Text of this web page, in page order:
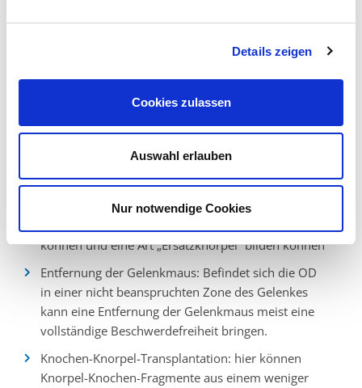
Details zeigen
Cookies zulassen
Auswahl erlauben
Nur notwendige Cookies
Bohrers eine Entlastung im Bereich der OD
Refixation der Gelenkmaus (Schrauben, spezieller
Mikrofrakturierung: hierbei werden im Bereich der
Läsion kleine Anbohrungen gesetzt, wodurch sich
können und eine Art „Ersatzknorpel“ bilden können
Entfernung der Gelenkmaus: Befindet sich die OD
in einer nicht beanspruchten Zone des Gelenkes
kann eine Entfernung der Gelenkmaus meist eine
vollständige Beschwerdefreiheit bringen.
Knochen-Knorpel-Transplantation: hier können
Knorpel-Knochen-Fragmente aus einem weniger